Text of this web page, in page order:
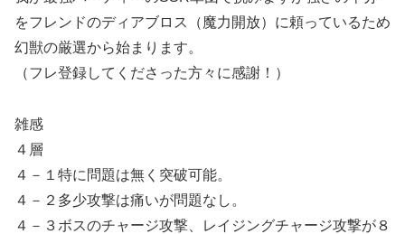
をフレンドのディアブロス（魔力開放）に頼っているため
幻獣の厳選から始まります。
（フレ登録してくださった方々に感謝！）
雑感
４層
４－１特に問題は無く突破可能。
４－２多少攻撃は痛いが問題なし。
４－３ボスのチャージ攻撃、レイジングチャージ攻撃が８